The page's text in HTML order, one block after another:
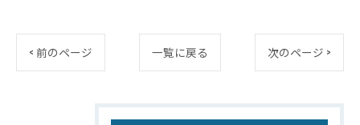
< 前のページ 一覧に戻る 次のページ >